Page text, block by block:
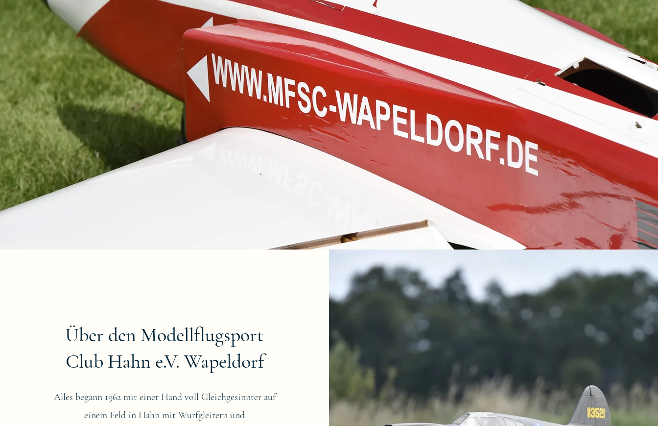
Über den Modellflugsport
Club Hahn e.V. Wapeldorf
Alles begann 1962 mit einer Hand voll Gleichgesinnter auf
einem Feld in Hahn mit Wurfgleitern und